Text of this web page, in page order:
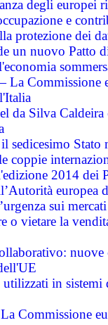
degli europei
e
protezione dei
un nuovo Patto
La Commissione
da Silva Caldeira
il sedicesimo
coppie
2014 dei
europea
sui
o vietare la
utilizzati in
Commissione